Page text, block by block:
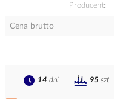
Producent
Cena brutto
14 dni 95 szt